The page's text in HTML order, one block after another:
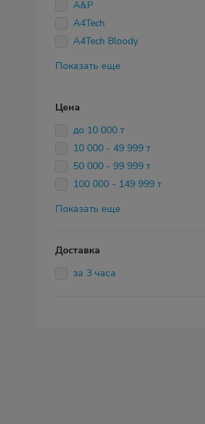
A&P
A4Tech
A4Tech Bloody
Показать еще
Цена
до 10 000 т
10 000 - 49 999 т
50 000 - 99 999 т
100 000 - 149 999 т
Показать еще
Доставка
за 3 часа